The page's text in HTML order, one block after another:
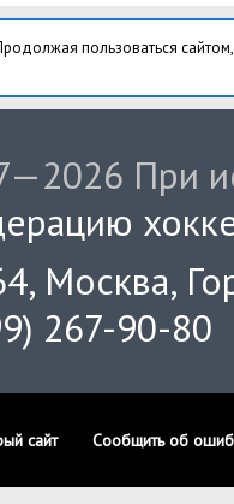
пользоваться
При
Москва,
267-90-80
сайт Сообщить об